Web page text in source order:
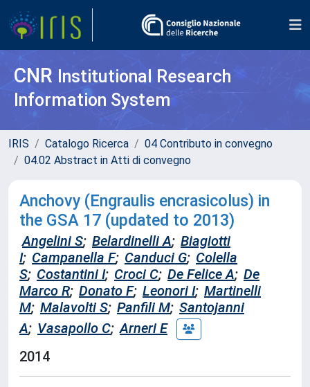
CNR Institutional Research
Information System
IRIS Catalogo Ricerca
04 Contributo in convegno
04.02 Abstract in Atti di convegno
Anchovy (Engraulis encrasicolus) in
the GSA 17 (updated to 2013)
Angelini S; Belardinelli A; Biagiotti
I; Campanella F; Canduci G; Colella
S; Costantini I; Croci C; De Felice A; De
Marco R; Donato F; Leonori I; Martinelli
M; Malavolti S; Panfili M; Santojanni
A; Vasapollo C; Arneri E
2014